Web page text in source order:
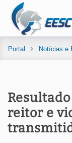
Portal Notícias e
reitor e